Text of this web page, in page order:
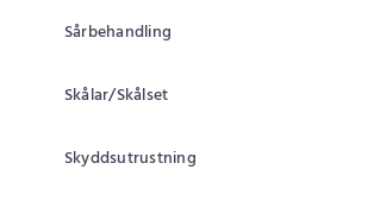
Sårbehandling
Skålar/Skålset
Skyddsutrustning